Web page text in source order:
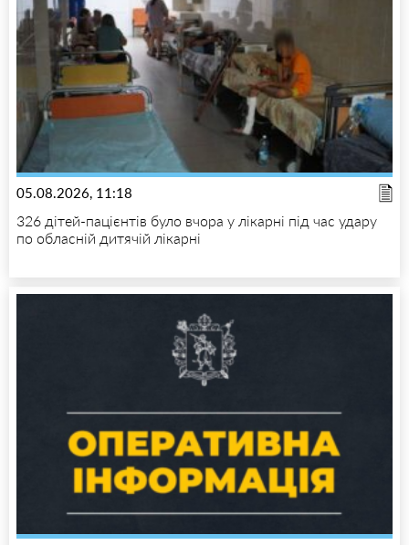
05.08.2026, 11:18
326 дітей-пацієнтів було вчора у лікарні під час удару
по обласній дитячій лікарні